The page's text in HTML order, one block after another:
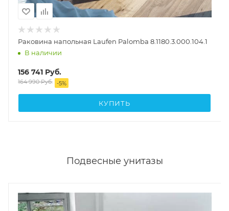
Раковина напольная Laufen Palomba 8.1180.3.000.104.1
В наличии
156 741 Руб.
164 990Руб. -5%
КУПИТЬ
Подвесные унитазы